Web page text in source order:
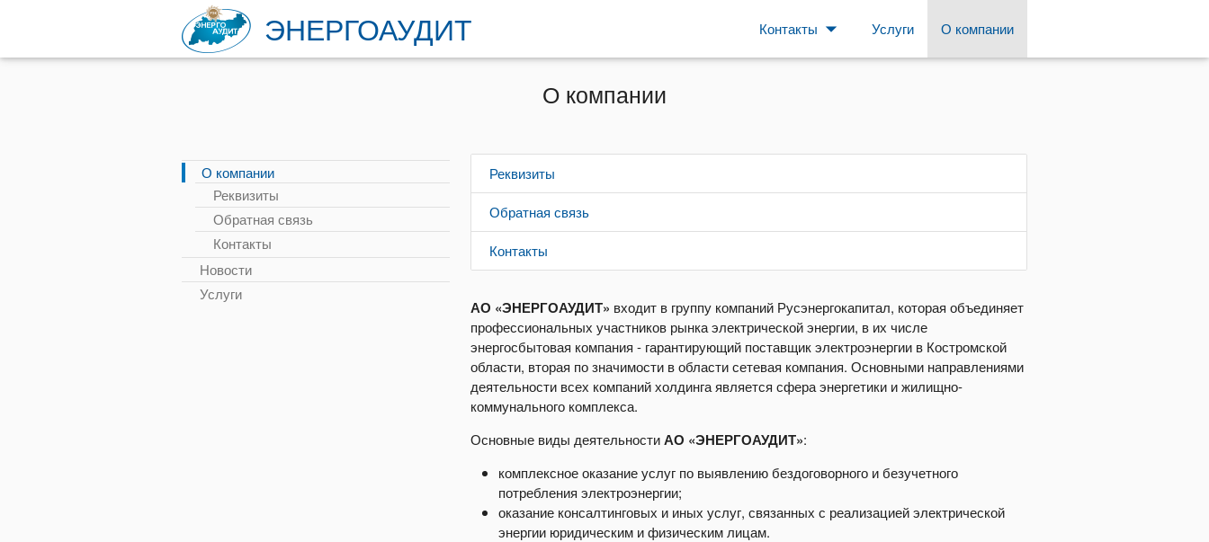
ЭНЕРГОАУДИТ О компании
Услуги
Контакты arrow_drop_down
О компании
О компании
Реквизиты
Обратная связь
Контакты
Новости
Услуги
Реквизиты
Обратная связь
Контакты
АО «ЭНЕРГОАУДИТ» входит в группу компаний Русэнергокапитал, которая объединяет
профессиональных участников рынка электрической энергии, в их числе
энергосбытовая компания - гарантирующий поставщик электроэнергии в Костромской
области, вторая по значимости в области сетевая компания. Основными направлениями
деятельности всех компаний холдинга является сфера энергетики и жилищно-
коммунального комплекса.
Основные виды деятельностиАО «ЭНЕРГОАУДИТ»:
комплексное оказание услуг по выявлению бездоговорного и безучетного
потребления электроэнергии;
оказание консалтинговых и иных услуг, связанных с реализацией электрической
энергии юридическим и физическим лицам.